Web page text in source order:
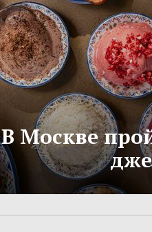
В Москве